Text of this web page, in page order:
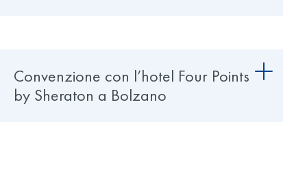
Convenzione con l’hotel Four Points
by Sheraton a Bolzano